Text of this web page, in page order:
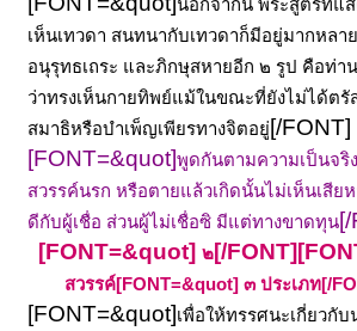
นอกจากนี้ พระสูตรที่แ
เห็นเทวดา สนทนากับเทวดาก็มีอยู่มากหลา
อนุรุทธเถระ และภิกษุสหายอีก ๒ รูป คือท่า
ว่าทรงเห็นกายทิพย์แม้ในขณะที่ยังไม่ได้ตรั
สมาธิหรือบำเพ็ญเพียรทางจิตอยู่ [/FONT]
[FONT=&quot]พูดกันตามความเป็นจริ
สวรรค์นรก หรือตายแล้วเกิดนั้นไม่เห็นเสีย
ดีกับผู้เชื่อ ส่วนผู้ไม่เชื่อซิ มีแต่ทางขาดทุน
[FONT=&quot] ๒[/FONT]
สวรรค์[FONT=&quot] ๓ ประเภท[/
[FONT=&quot]เพื่อให้ทรรศนะเกี่ยวกั